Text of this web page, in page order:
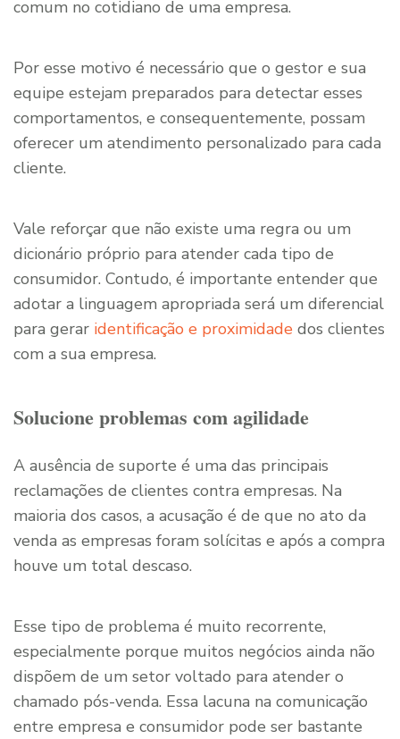
comum no cotidiano de uma empresa.
Por esse motivo é necessário que o gestor e sua
equipe estejam preparados para detectar esses
comportamentos, e consequentemente, possam
oferecer um atendimento personalizado para cada
cliente.
Vale reforçar que não existe uma regra ou um
dicionário próprio para atender cada tipo de
consumidor. Contudo, é importante entender que
adotar a linguagem apropriada será um diferencial
para gerar identificação e proximidade dos clientes
com a sua empresa.
Solucione problemas com agilidade
A ausência de suporte é uma das principais
reclamações de clientes contra empresas. Na
maioria dos casos, a acusação é de que no ato da
venda as empresas foram solícitas e após a compra
houve um total descaso.
Esse tipo de problema é muito recorrente,
especialmente porque muitos negócios ainda não
dispõem de um setor voltado para atender o
chamado pós-venda. Essa lacuna na comunicação
entre empresa e consumidor pode ser bastante